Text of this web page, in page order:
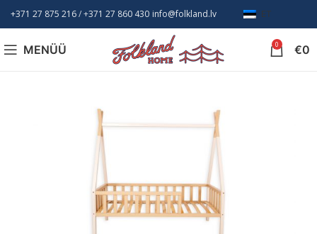
+371 27 875 216/ +371 27 860 430 info@folkland.lv ET
MENÜÜ 0 €0